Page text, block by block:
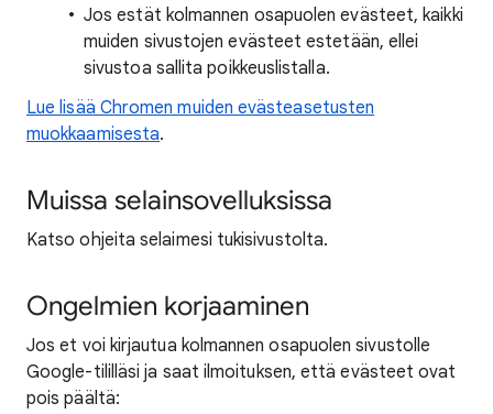
Jos estät kolmannen osapuolen evästeet, kaikki
muiden sivustojen evästeet estetään, ellei
sivustoa sallita poikkeuslistalla.
Lue lisää Chromen muiden evästeasetusten
muokkaamisesta.
Muissa selainsovelluksissa
Katso ohjeita selaimesi tukisivustolta.
Ongelmien korjaaminen
Jos et voi kirjautua kolmannen osapuolen sivustolle
Google-tililläsi ja saat ilmoituksen, että evästeet ovat
pois päältä: